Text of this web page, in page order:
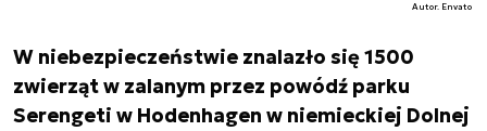
Autor. Envato
W niebezpieczeństwie znalazło się 1500
zwierząt w zalanym przez powódź parku
Serengeti w Hodenhagen w niemieckiej Dolnej